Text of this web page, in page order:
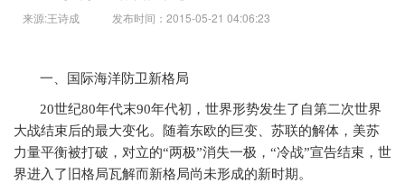
来源:王诗成 发布时间：2015-05-21 04:06:23
一、国际海洋防卫新格局
20世纪80年代末90年代初，世界形势发生了自第二次世界
大战结束后的最大变化。随着东欧的巨变、苏联的解体，美苏
力量平衡被打破，对立的“两极”消失一极，“冷战”宣告结束，世
界进入了旧格局瓦解而新格局尚未形成的新时期。